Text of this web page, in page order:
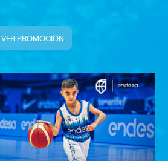
VER PROMOCIÓN